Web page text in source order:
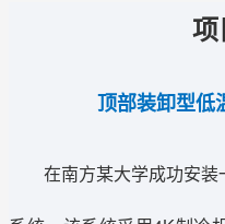
顶部装卸型低
在南方某大学成功安